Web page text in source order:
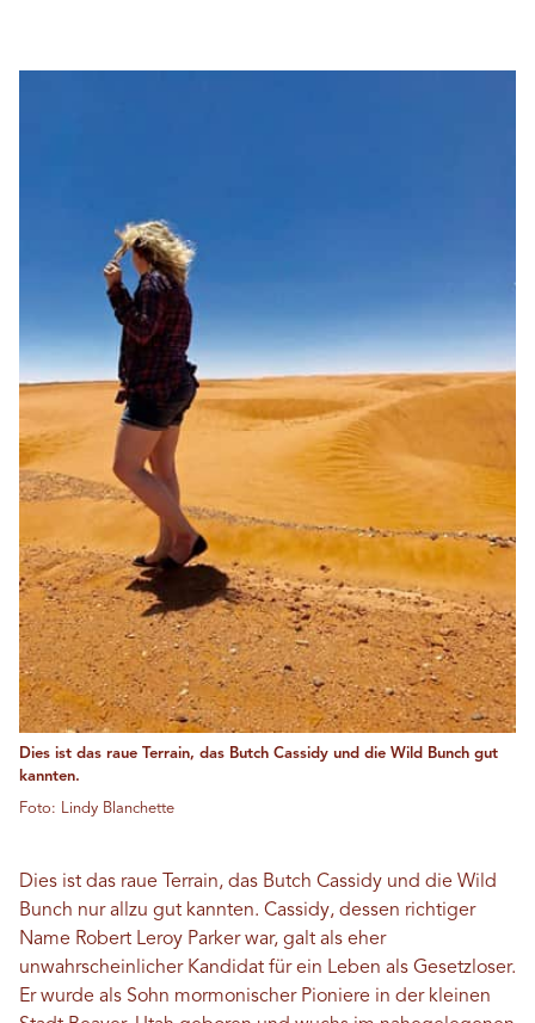
Dies ist das raue Terrain, das Butch Cassidy und die Wild Bunch gut
kannten.
Foto: Lindy Blanchette
Dies ist das raue Terrain, das Butch Cassidy und die Wild
Bunch nur allzu gut kannten. Cassidy, dessen richtiger
Name Robert Leroy Parker war, galt als eher
unwahrscheinlicher Kandidat für ein Leben als Gesetzloser.
Er wurde als Sohn mormonischer Pioniere in der kleinen